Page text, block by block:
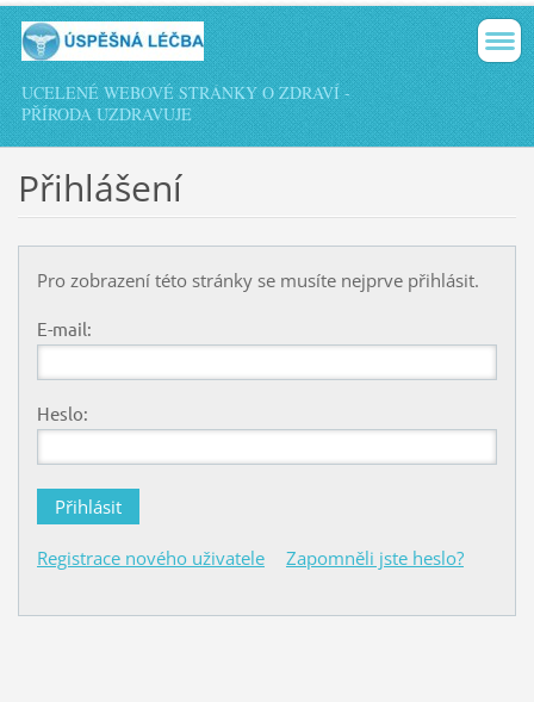
UCELENÉ WEBOVÉ STRÁNKY O ZDRAVÍ -
PŘÍRODA UZDRAVUJE
Přihlášení
Pro zobrazení této stránky se musíte nejprve přihlásit.
E-mail:
Heslo:
Registrace nového uživatele Zapomněli jste heslo?